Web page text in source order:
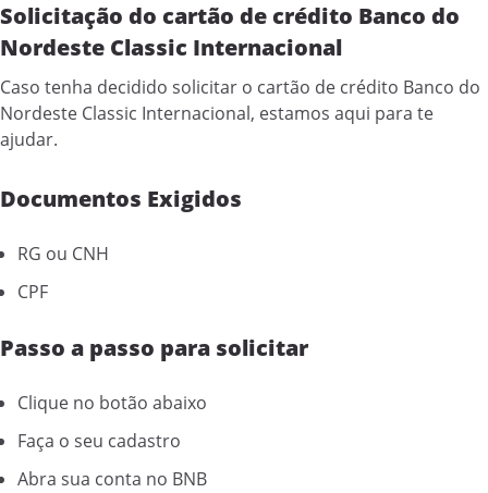
Solicitação do cartão de crédito Banco do
Nordeste Classic Internacional
Caso tenha decidido solicitar o cartão de crédito Banco do
Nordeste Classic Internacional, estamos aqui para te
ajudar.
Documentos Exigidos
RG ou CNH
CPF
Passo a passo para solicitar
Clique no botão abaixo
Faça o seu cadastro
Abra sua conta no BNB